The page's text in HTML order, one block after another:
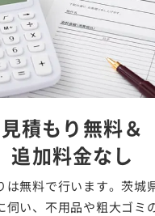
見積もり無料＆
追加料金なし
は無料で行います。茨城
伺い、不用品や粗大ゴミ